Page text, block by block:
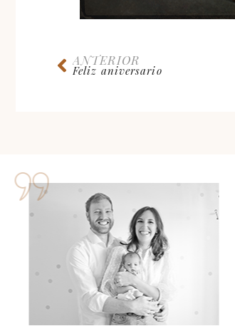
ANTERIOR
Feliz aniversario